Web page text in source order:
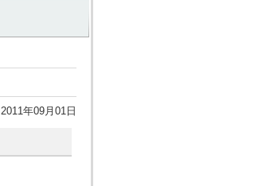
2011年09月01日